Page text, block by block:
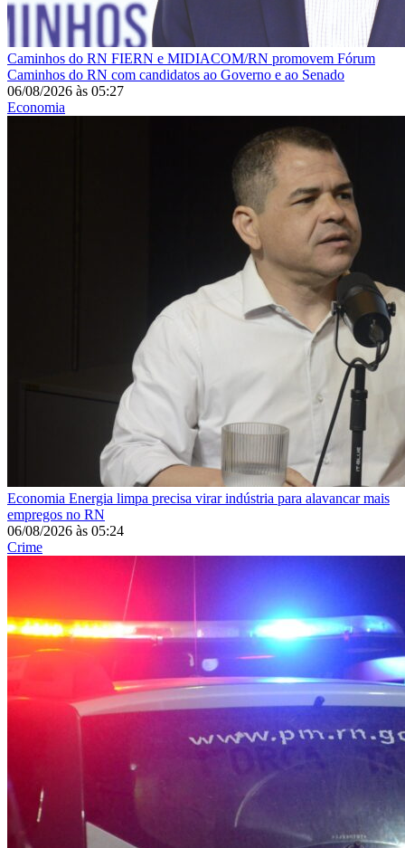
Caminhos do RN FIERN e MIDIACOM/RN promovem Fórum
Caminhos do RN com candidatos ao Governo e ao Senado
06/08/2026 às 05:27
Economia
Economia Energia limpa precisa virar indústria para alavancar mais
empregos no RN
06/08/2026 às 05:24
Crime